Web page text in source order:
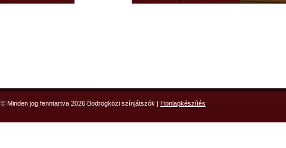
© Minden jog fenntartva 2026 Bodrogközi színjátszók | Honlapkészítés